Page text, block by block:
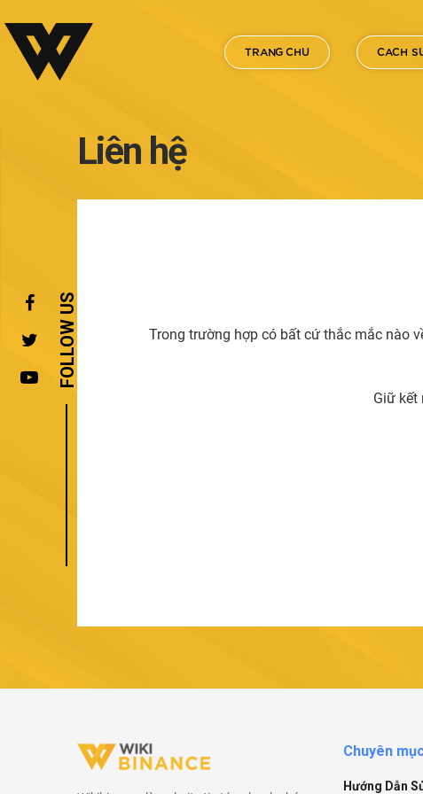
TRANG CHU CACH
Liên hệ
Trong trường hợp có bất cứ thắc mắc nào
Giữ kết
Chuyên
Hướng Dẫn